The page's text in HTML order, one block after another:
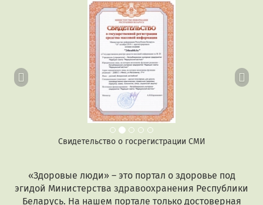
Свидетельство о госрегистрации СМИ
Предыдущий
«Здоровые люди» – это портал о здоровье под
эгидой Министерства здравоохранения Республики
Беларусь. На нашем портале только достоверная